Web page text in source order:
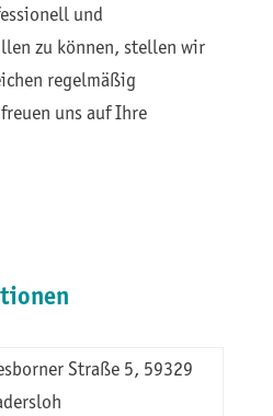
und
zu können, stellen wir
regelmäßig
uns auf Ihre
Straße 5, 59329